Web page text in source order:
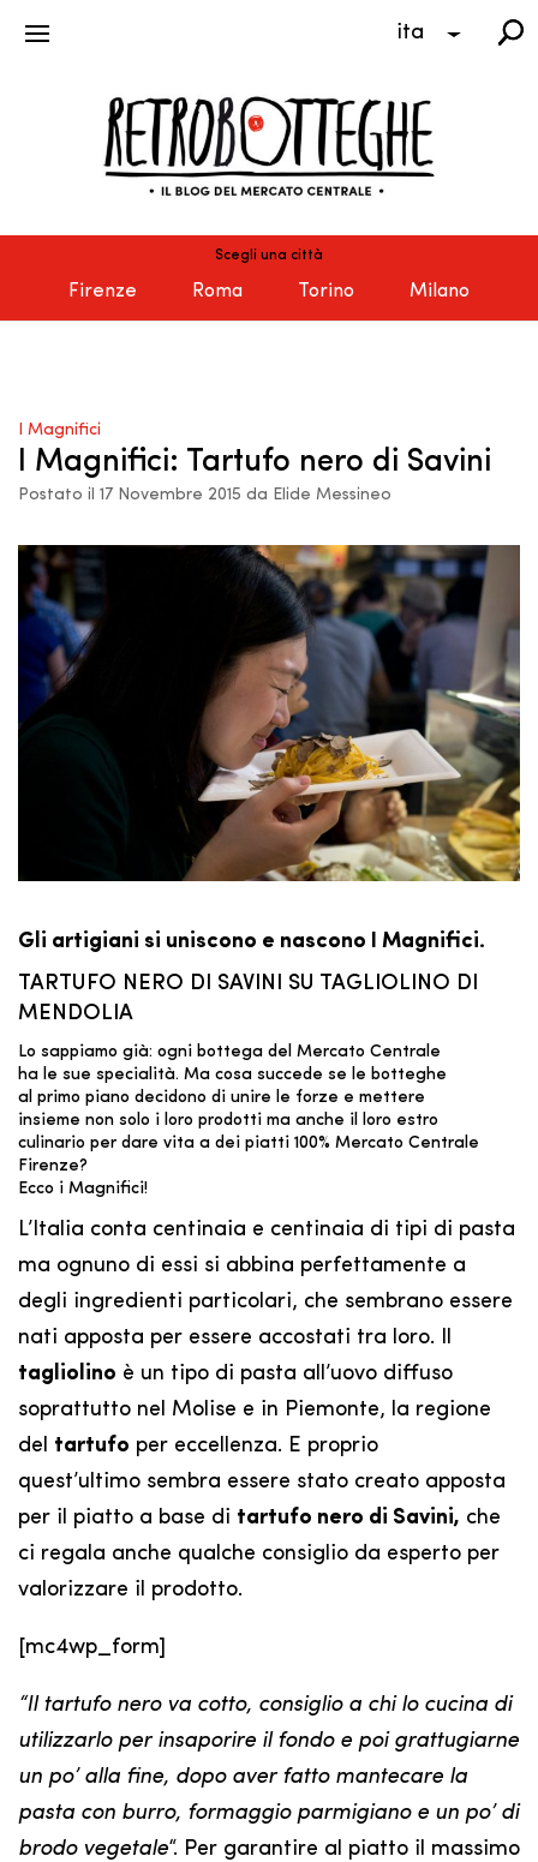
ita
Scegli una città
Firenze Roma Torino Milano
I Magnifici
I Magnifici: Tartufo nero di Savini
Postato il 17 Novembre 2015 da Elide Messineo
Gli artigiani si uniscono e nascono I Magnifici.
TARTUFO NERO DI SAVINI SU TAGLIOLINO DI
MENDOLIA
Lo sappiamo già: ogni bottega del Mercato Centrale
ha le sue specialità. Ma cosa succede se le botteghe
al primo piano decidono di unire le forze e mettere
insieme non solo i loro prodotti ma anche il loro estro
culinario per dare vita a dei piatti 100% Mercato Centrale
Firenze?
Ecco i Magnifici!
L’Italia conta centinaia e centinaia di tipi di pasta
ma ognuno di essi si abbina perfettamente a
degli ingredienti particolari, che sembrano essere
nati apposta per essere accostati tra loro. Il
tagliolino è un tipo di pasta all’uovo diffuso
soprattutto nel Molise e in Piemonte, la regione
del tartufo per eccellenza. E proprio
quest’ultimo sembra essere stato creato apposta
per il piatto a base di tartufo nero di Savini, che
ci regala anche qualche consiglio da esperto per
valorizzare il prodotto.
[mc4wp_form]
“Il tartufo nero va cotto, consiglio a chi lo cucina di
utilizzarlo per insaporire il fondo e poi grattugiarne
un po’ alla fine, dopo aver fatto mantecare la
pasta con burro, formaggio parmigiano e un po’ di
brodo vegetale“. Per garantire al piatto il massimo